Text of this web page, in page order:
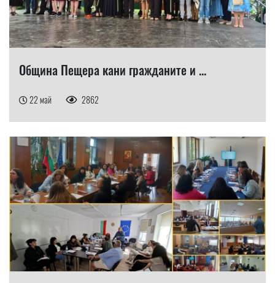
Община Пещера кани гражданите и ...
22 май 2862